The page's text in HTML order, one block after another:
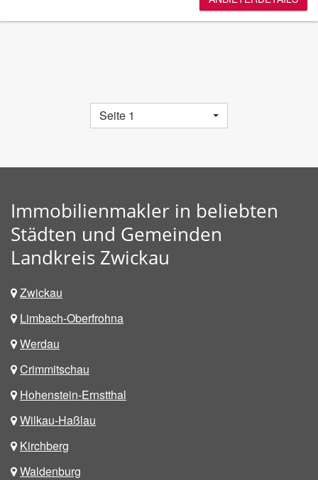
Seite 1
Immobilienmakler in beliebten
Städten und Gemeinden
Landkreis Zwickau
Zwickau
Limbach-Oberfrohna
Werdau
Crimmitschau
Hohenstein-Ernstthal
Wilkau-Haßlau
Kirchberg
Waldenburg